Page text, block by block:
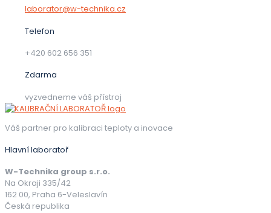
laborator@w-technika.cz
Telefon
+420 602 656 351
Zdarma
vyzvedneme váš přístroj
Váš partner pro kalibraci teploty a inovace
Hlavní laboratoř
W-Technika group s.r.o.
Na Okraji 335/42
162 00, Praha 6-Veleslavín
Česká republika